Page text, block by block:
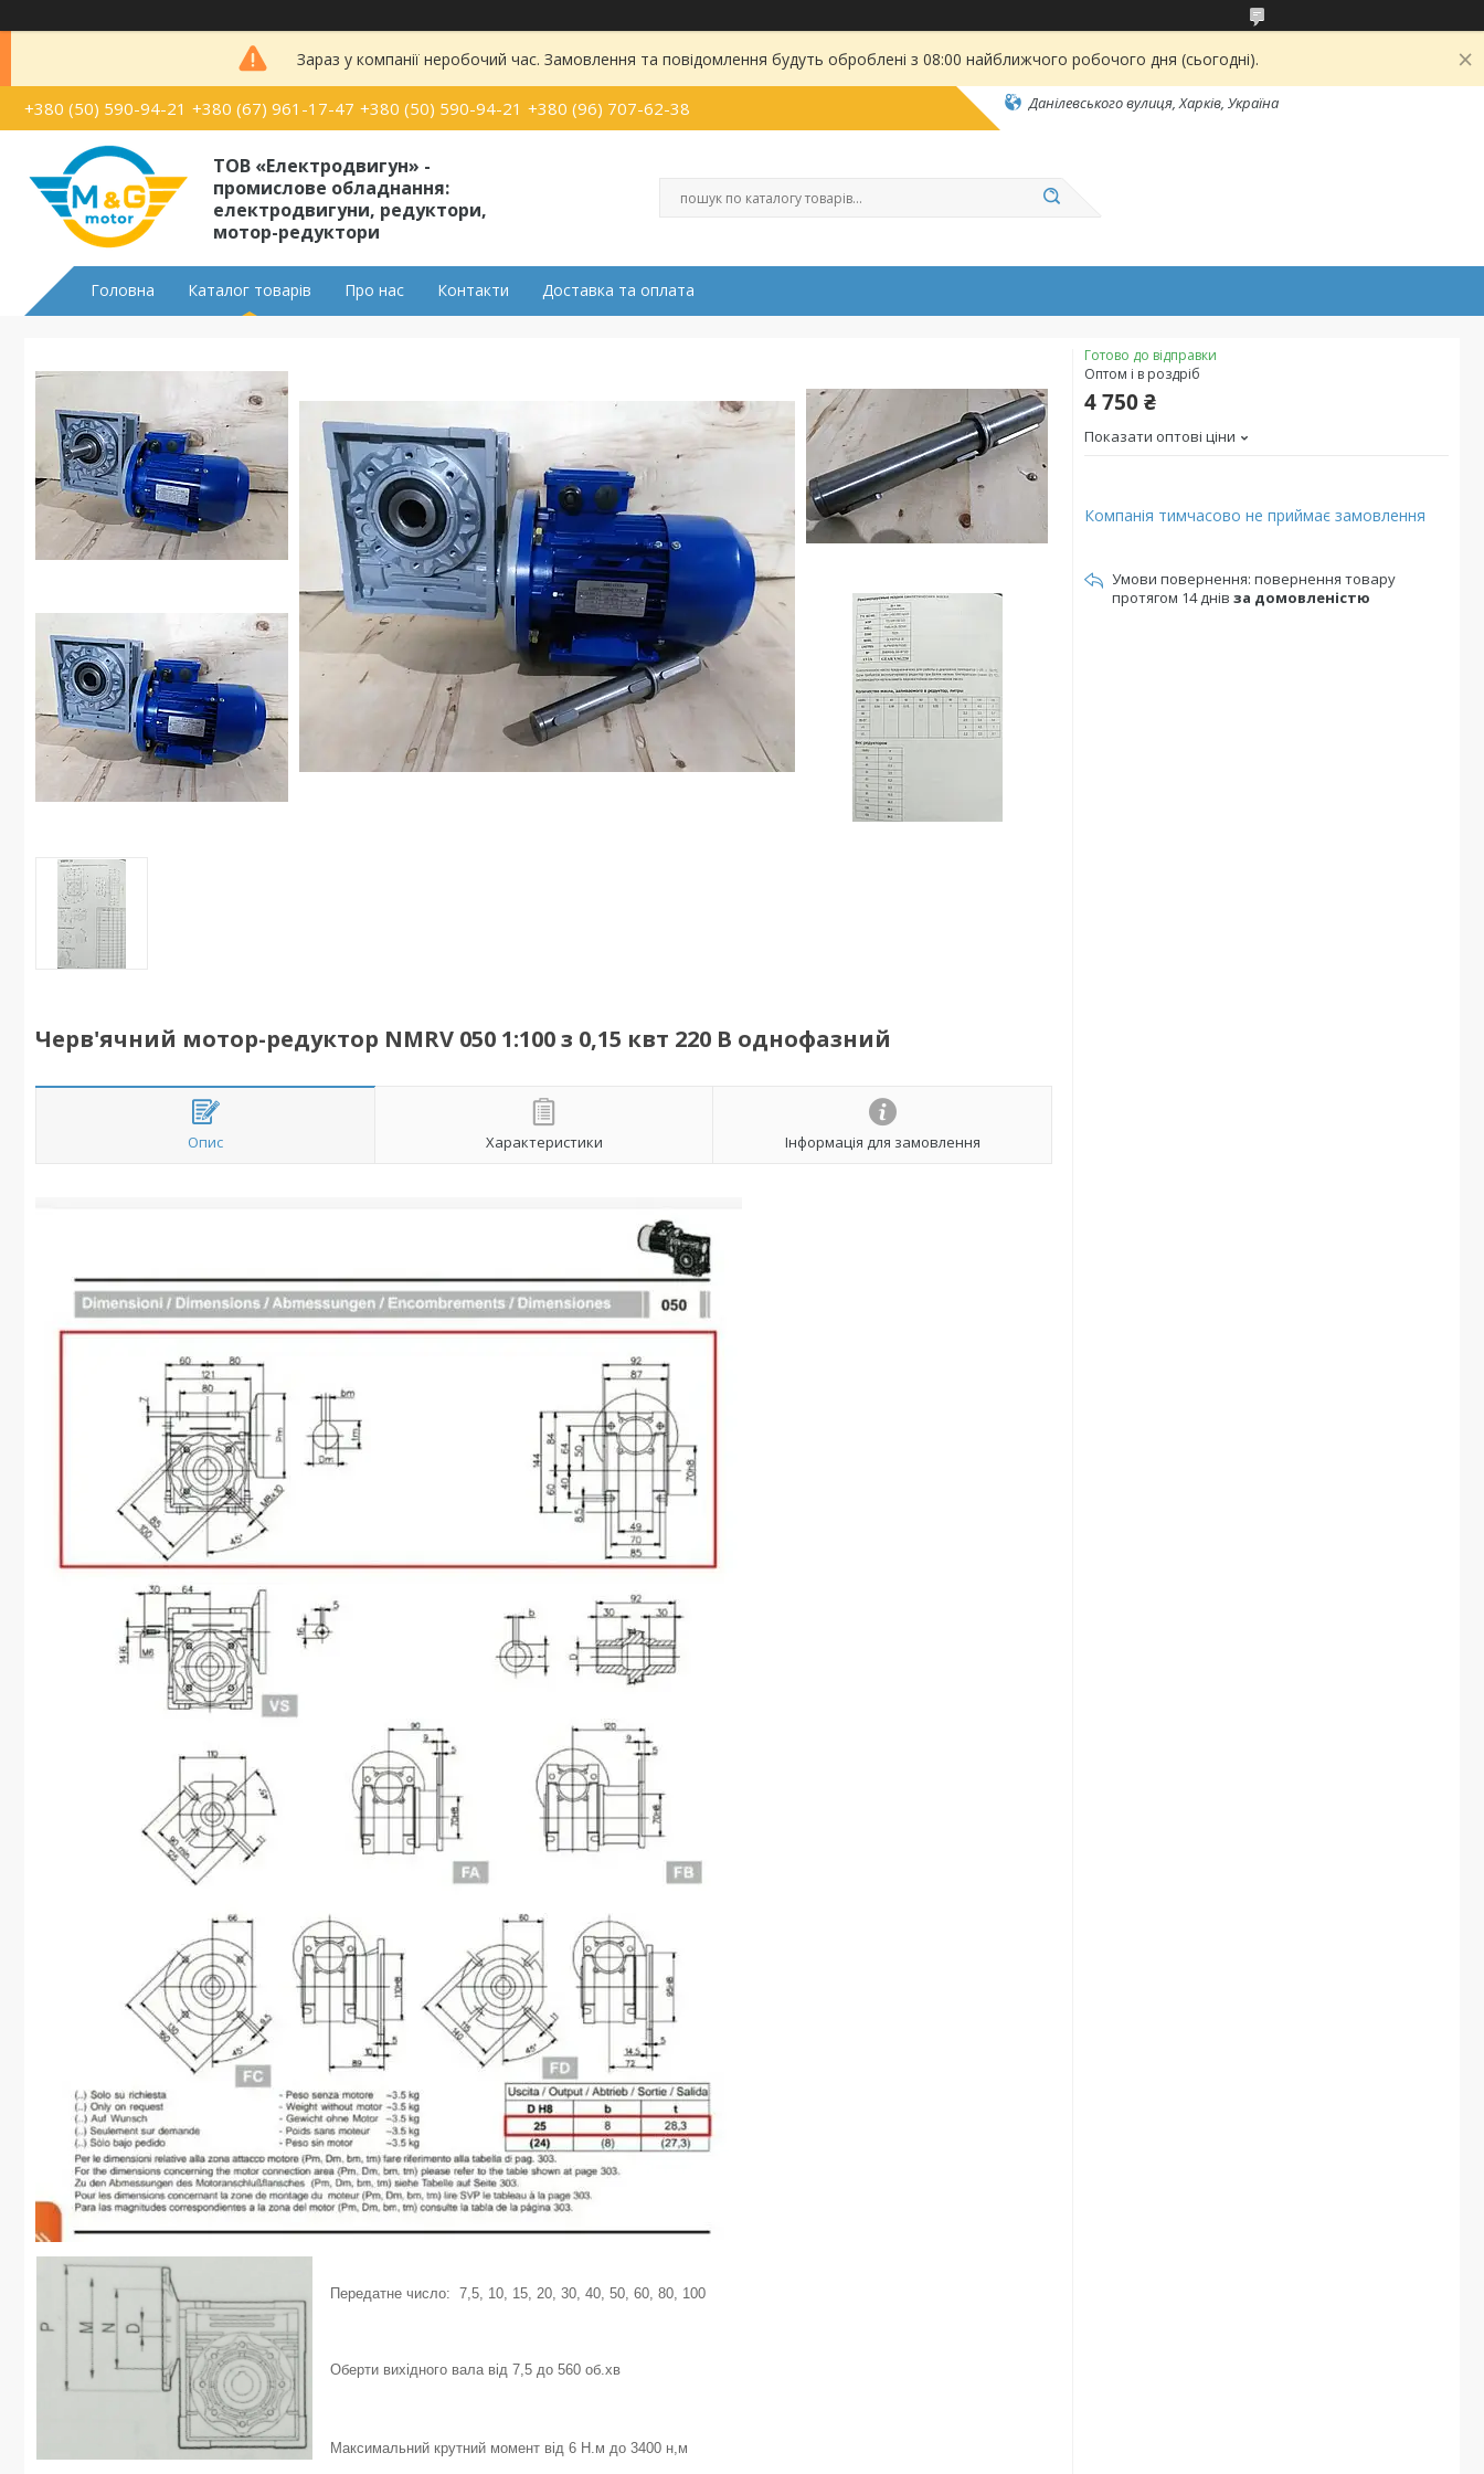
Зараз у компанії неробочий час. Замовлення та повідомлення будуть оброблені з 08:00 найближчого робочого дня (сьогодні).
+380 (50) 590-94-21 +380 (67) 961-17-47 +380 (50) 590-94-21 +380 (96) 707-62-38 Данілевського вулиця, Харків, Україна
ТОВ «Електродвигун» -
промислове обладнання:
електродвигуни, редуктори,
мотор-редуктори
Головна Каталог товарів Про нас Контакти Доставка та оплата
Черв'ячний мотор-редуктор NMRV 050 1:100 з 0,15 квт 220 В однофазний
Опис Характеристики Інформація для замовлення
Передатне число: 7,5, 10, 15, 20, 30, 40, 50, 60, 80, 100
Оберти вихідного вала від 7,5 до 560 об.хв
Максимальний крутний момент від 6 Н.м до 3400 н,м
Готово до відправки
Оптом і в роздріб
4 750 ₴
Показати оптові ціни
Компанія тимчасово не приймає замовлення
повернення товару
протягом 14 днів за домовленістю